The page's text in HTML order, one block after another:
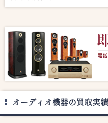
オーディオ機器の買取実